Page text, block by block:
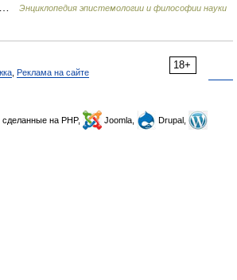
…
Энциклопедия эпистемологии и философии науки
18+
Реклама на сайте
, сделанные на PHP, Joomla,
Drupal,